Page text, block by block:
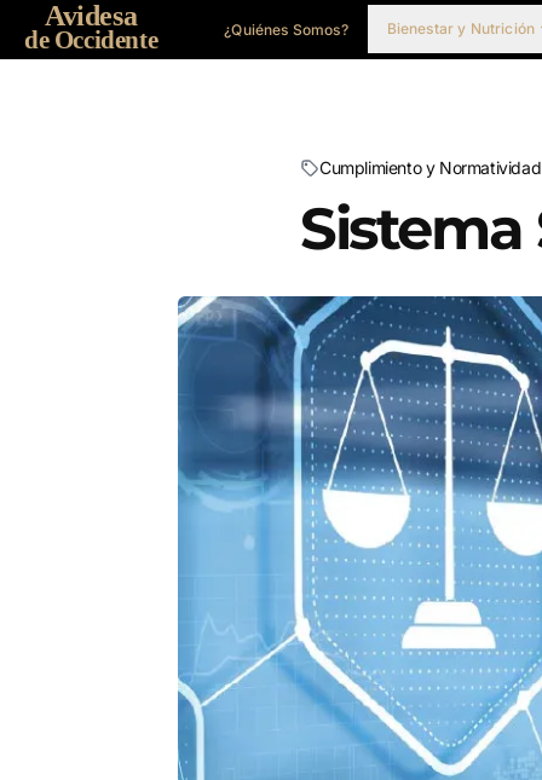
Avidesa
de Occidente ¿Quiénes Somos? Bienestar y Nutrición
Cumplimiento y Normatividad
Sistema